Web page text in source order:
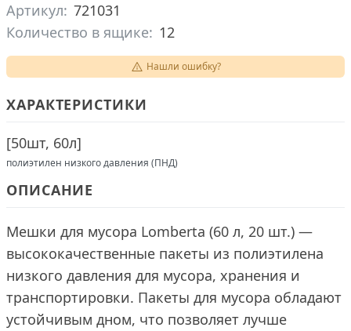
Артикул: 721031
Количество в ящике: 12
Нашли ошибку?
ХАРАКТЕРИСТИКИ
[50шт, 60л]
полиэтилен низкого давления (ПНД)
ОПИСАНИЕ
Мешки для мусора Lomberta (60 л, 20 шт.) —
высококачественные пакеты из полиэтилена
низкого давления для мусора, хранения и
транспортировки. Пакеты для мусора обладают
устойчивым дном, что позволяет лучше